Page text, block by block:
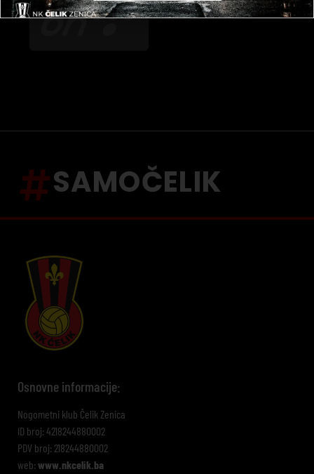
SAMOČELIK
Osnovne informacije:
Nogometni klub Čelik Zenica
ID broj: 4218244880002
PDV broj: 218244880002
web: www.nkcelik.ba